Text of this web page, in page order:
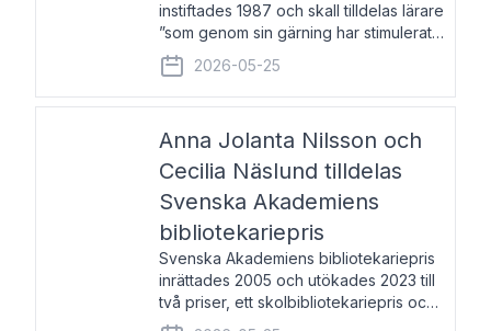
instiftades 1987 och skall tilldelas lärare
”som genom sin gärning har stimulerat
intresset hos unga människor för
svenska språket och litteraturen”.
Prisutdelning och samtal med
2026-05-25
Anna Jolanta Nilsson och
Cecilia Näslund tilldelas
Svenska Akademiens
bibliotekariepris
Svenska Akademiens bibliotekariepris
inrättades 2005 och utökades 2023 till
två priser, ett skolbibliotekariepris och
ett folkbibliotekariepris. Priserna skall